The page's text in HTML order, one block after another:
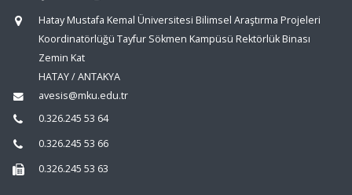
Hatay Mustafa Kemal Üniversitesi Bilimsel Araştırma Projeleri
Koordinatörlüğü Tayfur Sökmen Kampüsü Rektörlük Binası
Zemin Kat
HATAY / ANTAKYA
avesis@mku.edu.tr
0.326.245 53 64
0.326.245 53 66
0.326.245 53 63